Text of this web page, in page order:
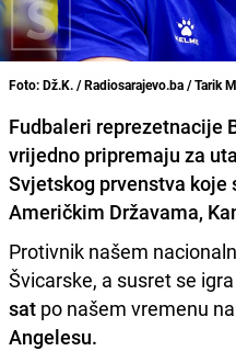
Foto: Dž.K. / Radiosarajevo.ba / Tarik
Fudbaleri reprezetnacije
vrijedno pripremaju za
Svjetskog prvenstva koje
Američkim Državama,
Protivnik našem
Švicarske, a susret se igra
sat po našem vremenu
Angelesu.